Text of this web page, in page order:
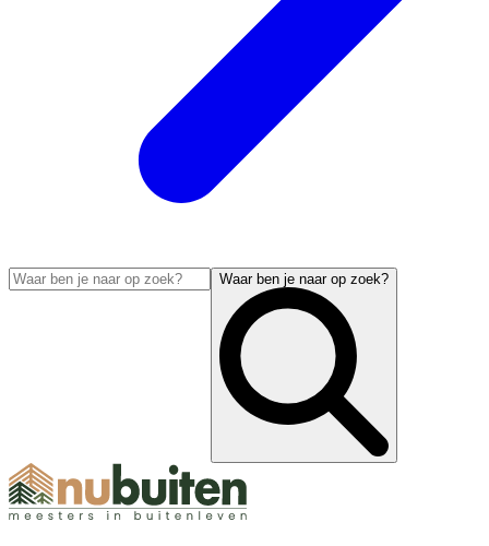
Waar ben je naar op zoek?